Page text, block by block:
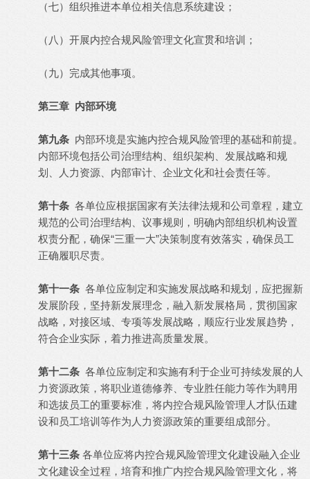
（七）组织推进本单位相关信息系统建设；
（八）开展内控合规风险管理文化宣贯和培训；
（九）完成其他事项。
第三章 内部环境
第九条 内部环境是实施内控合规风险管理的基础和前提。
内部环境包括公司治理结构、组织架构、发展战略和规
划、人力资源、内部审计、企业文化和社会责任等。
第十条 各单位应根据国家有关法律法规和公司章程，建立
规范的公司治理结构、议事规则，明确内部组织机构设置
权责分配，确保“三重一大”决策制度有效落实，确保员工
正确履职尽责。
第十一条 各单位应制定和实施发展战略和规划，应把握新
发展阶段，坚持新发展理念，融入新发展格局，贯彻国家
战略，对接区域、专项等发展战略，顺应行业发展趋势，
符合企业实际，着力推进高质量发展。
第十二条 各单位应制定和实施有利于企业可持续发展的人
力资源政策，将职业道德修养、专业胜任能力等作为聘用
和选拔员工的重要标准，将内控合规风险管理人才队伍建
设和员工培训等作为人力资源政策的重要组成部分。
第十三条 各单位应将内控合规风险管理文化建设融入企业
文化建设全过程，培育和推广内控合规风险管理文化，将